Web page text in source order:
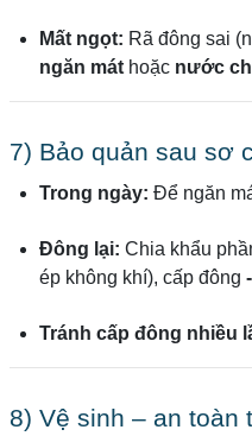
Mất ngọt: Rã đông sai
ngăn máthoặc nước
7) Bảo quản sau sơ
Trong ngày: Để ngăn
Đông lại: Chia khẩu
ép không khí), cấp đông
Tránh cấp đông nhiều
8) Vệ sinh – an toàn